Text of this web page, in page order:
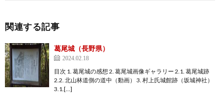
関連する記事
葛尾城（長野県）
2024.02.18
目次 1. 葛尾城の感想 2. 葛尾城画像ギャラリー 2.1. 葛尾城跡
2.2. 北山林道側の道中（動画） 3. 村上氏城館跡（坂城神社）
3.1.[…]